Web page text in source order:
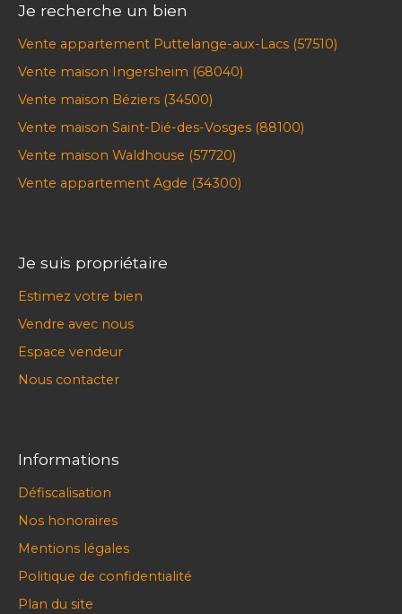
Je recherche un bien
Vente appartement Puttelange-aux-Lacs (57510)
Vente maison Ingersheim (68040)
Vente maison Béziers (34500)
Vente maison Saint-Dié-des-Vosges (88100)
Vente maison Waldhouse (57720)
Vente appartement Agde (34300)
Je suis propriétaire
Estimez votre bien
Vendre avec nous
Espace vendeur
Nous contacter
Informations
Défiscalisation
Nos honoraires
Mentions légales
Politique de confidentialité
Plan du site